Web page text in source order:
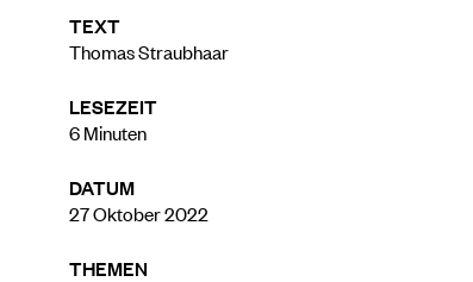
TEXT
Thomas Straubhaar
LESEZEIT
6Minuten
DATUM
27 Oktober 2022
THEMEN